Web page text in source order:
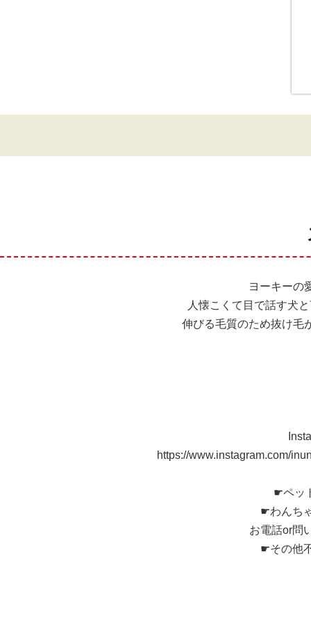
ヨーキーの
人懐こくて目で話す犬
伸びる毛質のため抜け毛
https://www.instagram.com/
☛ペッ
☛わんち
お電話or問
☛その他